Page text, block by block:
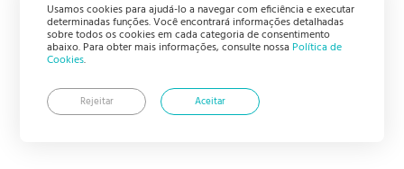
Usamos cookies para ajudá-lo a navegar com eficiência e executar
determinadas funções. Você encontrará informações detalhadas
sobre todos os cookies em cada categoria de consentimento
abaixo. Para obter mais informações, consulte nossa Política de
Cookies.
Aceitar
Rejeitar